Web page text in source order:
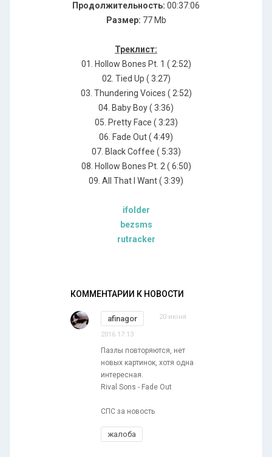
Продолжительность: 00:37:06
Размер: 77 Mb
Треклист:
01. Hollow Bones Pt. 1 ( 2:52)
02. Tied Up ( 3:27)
03. Thundering Voices ( 2:52)
04. Baby Boy ( 3:36)
05. Pretty Face ( 3:23)
06. Fade Out ( 4:49)
07. Black Coffee ( 5:33)
08. Hollow Bones Pt. 2 ( 6:50)
09. All That I Want ( 3:39)
ifolder
bezsms
rutracker
КОММЕНТАРИИ К НОВОСТИ
afinagor 20 июня
2016 17:13
Пазлы повторяются, нет
новых картинок, хотя одна
интересная.
Rival Sons - Fade Out
СПС за новость
жалоба